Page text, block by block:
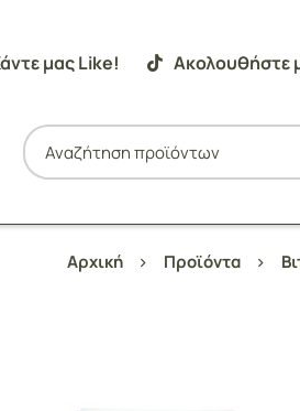
μας Like! Ακολουθήστε
Αρχική Προϊόντα